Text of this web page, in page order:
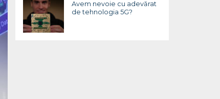
Avem nevoie cu adevărat
de tehnologia 5G?